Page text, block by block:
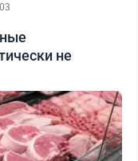
не